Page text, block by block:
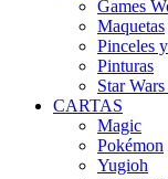
Games
Maquetas
Pinceles
Pinturas
Star
CARTAS
Magic
Pokémon
Yugioh